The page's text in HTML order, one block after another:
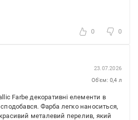
0 0
23.07.2026
Об'єм: 0,4 л
Farbe декоративні елементи в
Фарба легко наноситься,
металевий перелив, який